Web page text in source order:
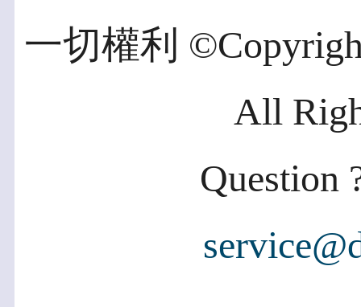
一切權利
All
Question